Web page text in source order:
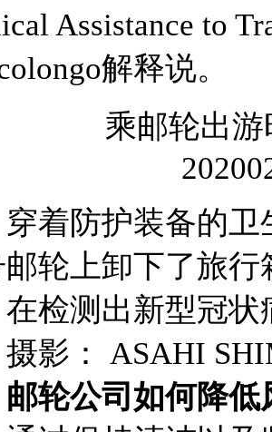
Assistance to
解释说。
防护装备的卫
邮轮上卸下了旅
检测出新型冠
： ASAHI
邮轮公司如何降低